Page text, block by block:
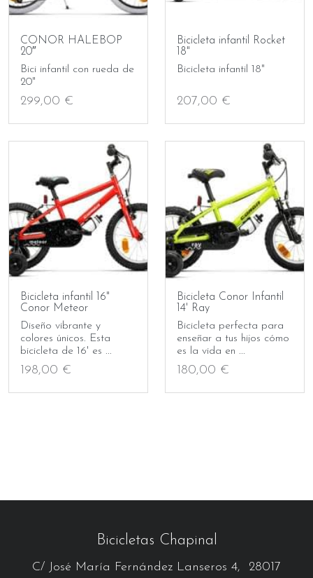
CONOR HALEBOP
20″
Bici infantil con rueda de
20"
299,00 €
Bicicleta infantil Rocket
18"
Bicicleta infantil 18"
207,00 €
Bicicleta infantil 16"
Conor Meteor
Diseño vibrante y
colores únicos. Esta
bicicleta de 16' es ...
198,00 €
Bicicleta Conor Infantil
14' Ray
Bicicleta perfecta para
enseñar a tus hijos cómo
es la vida en ...
180,00 €
Bicicletas Chapinal
C/ José María Fernández Lanseros 4, 28017